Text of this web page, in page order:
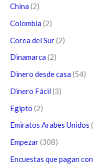
China (2)
Colombia (2)
Corea del Sur(2)
Dinamarca (2)
Dinero desde casa (54)
Dinero Fácil (3)
Egipto (2)
Emiratos Arabes Unidos
Empezar(308)
Encuestas que pagan